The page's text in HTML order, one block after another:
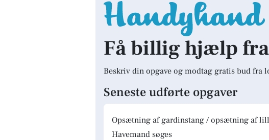
Få billig hjælp
Beskriv din opgave og modtag gratis bud fra
Seneste udførte opgaver
Opsætning af gardinstang / opsætning af
Havemand søges